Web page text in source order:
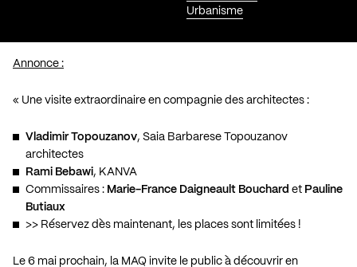
Urbanisme
Annonce :
« Une visite extraordinaire en compagnie des architectes :
Vladimir Topouzanov, Saia Barbarese Topouzanov
architectes
Rami Bebawi, KANVA
Commissaires : Marie-France Daigneault Bouchard et Pauline
Butiaux
>> Réservez dès maintenant, les places sont limitées !
Le 6 mai prochain, la MAQ invite le public à découvrir en